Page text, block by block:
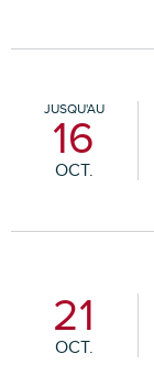
JUSQU'AU
16
OCT.
21
OCT.